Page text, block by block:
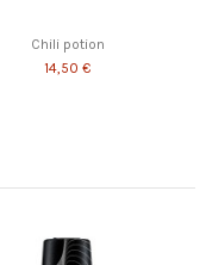
Chili potion
14,50 €